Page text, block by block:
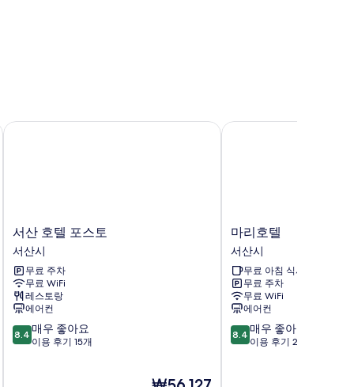
서
산
호
텔
포
스
토
서
산
서산 호텔 포스토
서산시
무료 주차
무료 WiFi
레스토랑
에어컨
10
점
8.4 매우 좋아요
이용 후기 15개
현
서산 호텔 포스토
마
리
호
텔
서
산
시
마리호텔
서산시
무료 아침 식사
무료 주차
무료 WiFi
에어컨
10
점
8.4 매우 좋아요
이용 후기 27개
마리호텔